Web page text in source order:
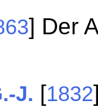
] Der
J. [1832